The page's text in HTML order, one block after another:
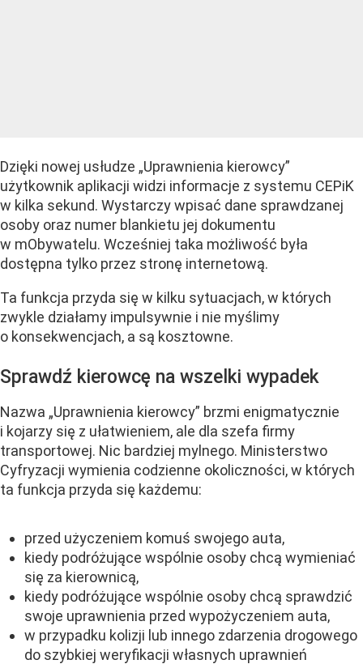
Dzięki nowej usłudze „Uprawnienia kierowcy”
użytkownik aplikacji widzi informacje z systemu CEPiK
w kilka sekund. Wystarczy wpisać dane sprawdzanej
osoby oraz numer blankietu jej dokumentu
w mObywatelu. Wcześniej taka możliwość była
dostępna tylko przez stronę internetową.
Ta funkcja przyda się w kilku sytuacjach, w których
zwykle działamy impulsywnie i nie myślimy
o konsekwencjach, a są kosztowne.
Sprawdź kierowcę na wszelki wypadek
Nazwa „Uprawnienia kierowcy” brzmi enigmatycznie
i kojarzy się z ułatwieniem, ale dla szefa firmy
transportowej. Nic bardziej mylnego. Ministerstwo
Cyfryzacji wymienia codzienne okoliczności, w których
ta funkcja przyda się każdemu:
przed użyczeniem komuś swojego auta,
kiedy podróżujące wspólnie osoby chcą wymieniać
się za kierownicą,
kiedy podróżujące wspólnie osoby chcą sprawdzić
swoje uprawnienia przed wypożyczeniem auta,
w przypadku kolizji lub innego zdarzenia drogowego
do szybkiej weryfikacji własnych uprawnień